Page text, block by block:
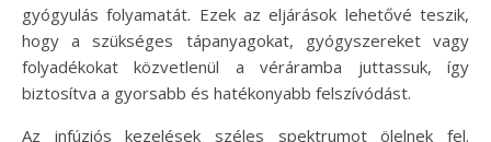
gyógyulás folyamatát. Ezek az eljárások lehetővé teszik,
hogy a szükséges tápanyagokat, gyógyszereket vagy
folyadékokat közvetlenül a véráramba juttassuk, így
biztosítva a gyorsabb és hatékonyabb felszívódást.
Az infúziós kezelések széles spektrumot ölelnek fel.